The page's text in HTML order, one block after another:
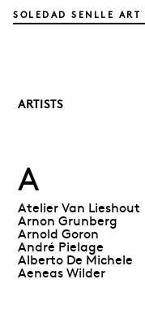
SOLEDAD SENLLE ART
ARTISTS
A
Atelier Van Lieshout
Arnon Grunberg
Arnold Goron
André Pielage
Alberto De Michele
Aeneas Wilder